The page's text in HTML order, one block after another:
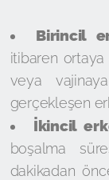
Birincil
itibaren
veya
gerçekleşen
İkincil
boşalma
dakikadan